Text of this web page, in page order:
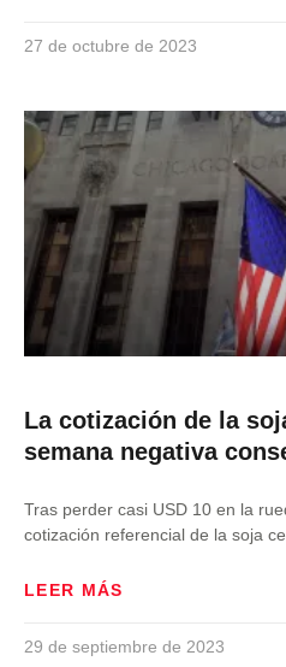
27 de octubre de 2023
La cotización de la
semana negativa
Tras perder casi USD 10 en la
cotización referencial de la soja
LEER MÁS
29 de septiembre de 2023